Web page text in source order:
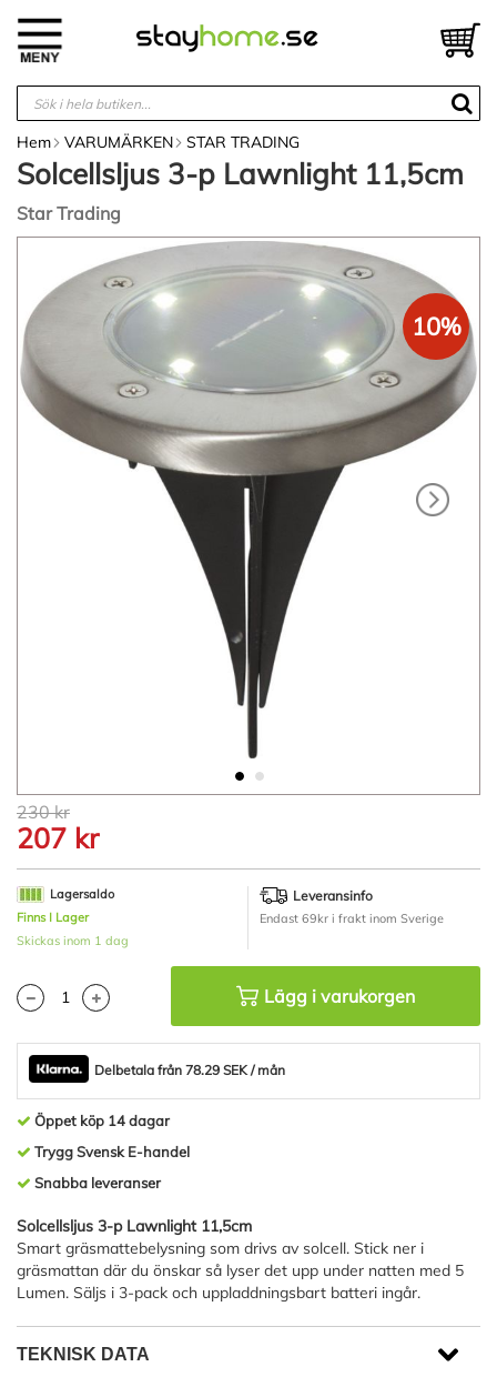
innehållet
Hem VARUMÄRKEN STAR TRADING
Solcellsljus 3-p Lawnlight 11,5cm
Star Trading
slutet
av
bildgalleriet
Hoppa
till
början
av
bildgalleriet
10%
230 kr
207 kr
Lagersaldo
Finns I Lager
Skickas inom 1 dag
Leveransinfo
Endast 69kr i frakt inom Sverige
Lägg i varukorgen
Delbetala från 78.29 SEK / mån
Öppet köp 14 dagar
Trygg Svensk E-handel
Snabba leveranser
Solcellsljus 3-p Lawnlight 11,5cm
Smart gräsmattebelysning som drivs av solcell. Stick ner i
gräsmattan där du önskar så lyser det upp under natten med 5
Lumen. Säljs i 3-pack och uppladdningsbart batteri ingår.
TEKNISK DATA